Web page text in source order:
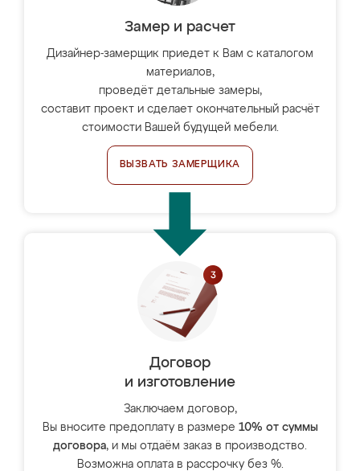
Замер и расчет
Дизайнер-замерщик приедет к Вам с каталогом
материалов,
проведёт детальные замеры,
составит проект и сделает окончательный расчёт
стоимости Вашей будущей мебели.
ВЫЗВАТЬ ЗАМЕРЩИКА
Договор
и изготовление
Заключаем договор,
Вы вносите предоплату в размере 10% от суммы
договора, и мы отдаём заказ в производство.
Возможна оплата в рассрочку без %.